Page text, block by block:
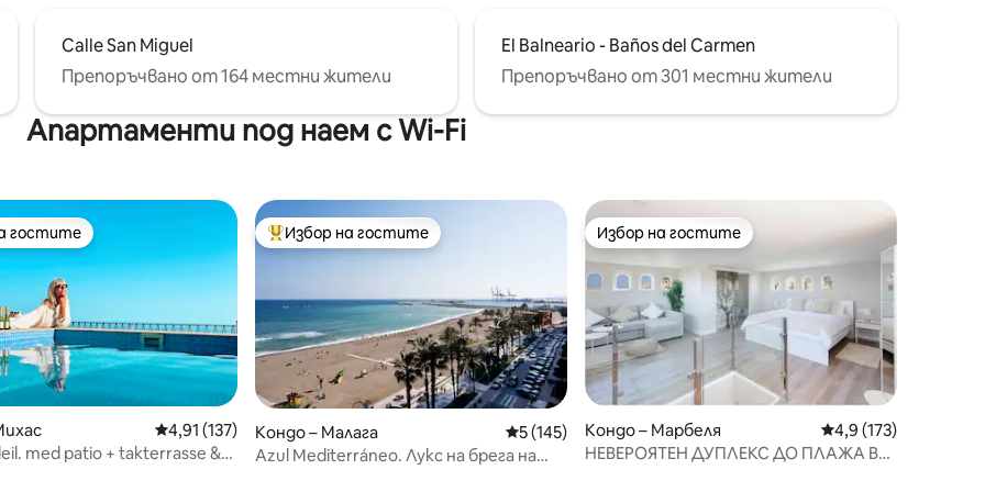
Calle San Miguel
Препоръчвано от 164 местни жители
El Balneario - Baños del Carmen
Препоръчвано от 301 местни жители
Апартаменти под наем с Wi-Fi
5, 160 отзива
гостите
гостите
Средна оценка: 4,91 от 5, 137 отзива
4,91 (137)
med patio + takterrasse &
Най-популярен избор на гостите
Избор на гостите
Кондо – Малага Средна оценка: 5 от 5, 145 отзива
5 (145)
Azul Mediterráneo. Лукс на брега на
Избор на гостите
Избор на гостите
Кондо – Марбеля Средна оценка: 4,9
4,9 (173)
НЕВЕРОЯТЕН ДУПЛЕКС ДО ПЛАЖА В